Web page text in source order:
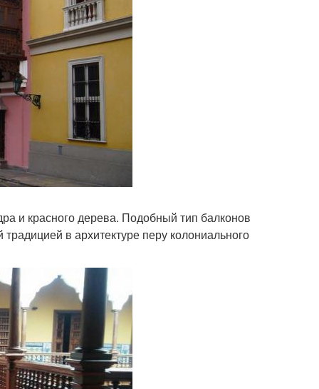
и красного дерева. Подобный тип балконов
в архитектуре перу колониального